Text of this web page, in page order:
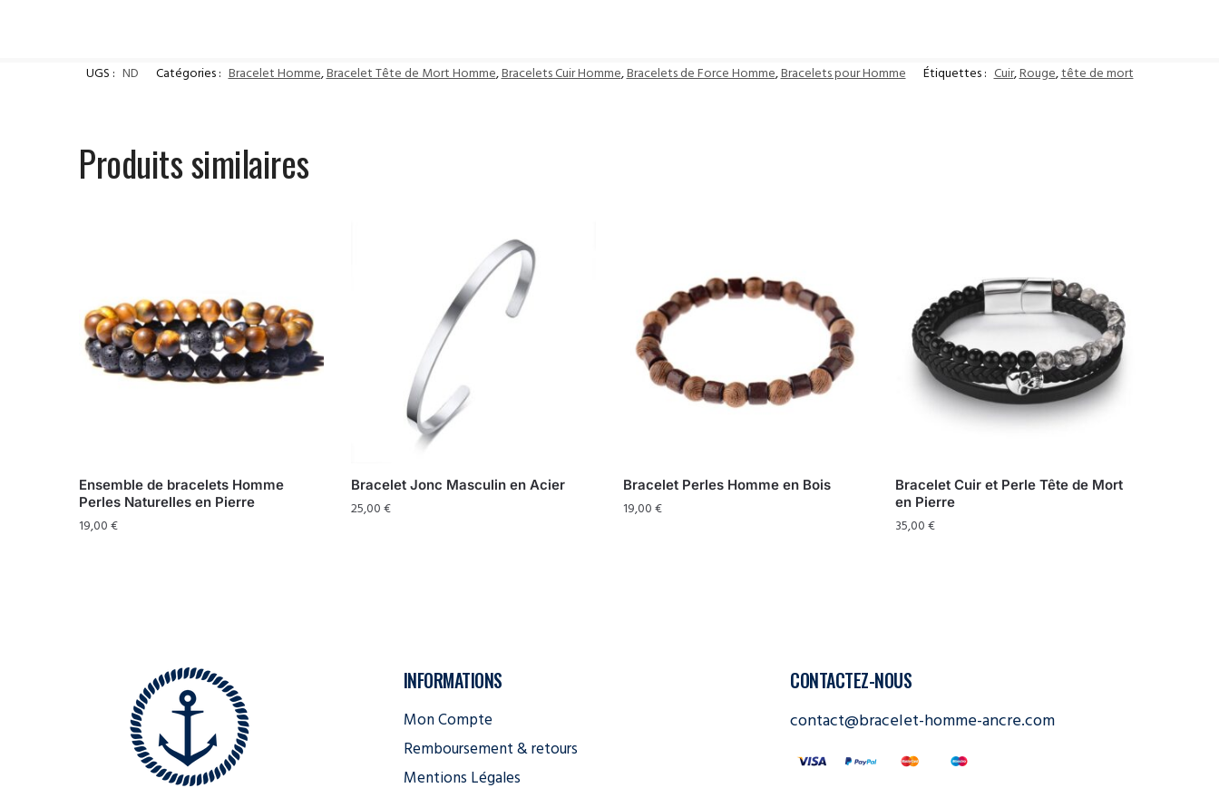
UGS : ND Catégories : Bracelet Homme,Bracelet Tête de Mort Homme,Bracelets Cuir Homme,Bracelets de Force Homme,Bracelets pour Homme Étiquettes : Cuir,Rouge,tête de mort
Produits similaires
Ensemble de bracelets Homme
Perles Naturelles en Pierre
19,00€
Bracelet Jonc Masculin en Acier
25,00€
Bracelet Perles Homme en Bois
19,00€
Bracelet Cuir et Perle Tête de Mort
en Pierre
35,00€
INFORMATIONS
Mon Compte
Remboursement & retours
Mentions Légales
CONTACTEZ-NOUS
contact@bracelet-homme-ancre.com